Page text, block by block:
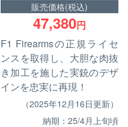
販売価格(税込)
47,380円
F1 Firearmsの正規ライセ
ンスを取得し、大胆な肉抜
き加工を施した実銃のデザ
インを忠実に再現！
（2025年12月16日更新）
納期：25/4月上旬頃